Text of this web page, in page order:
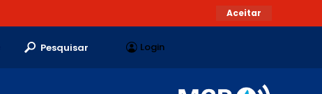
Aceitar
Pesquisar Login